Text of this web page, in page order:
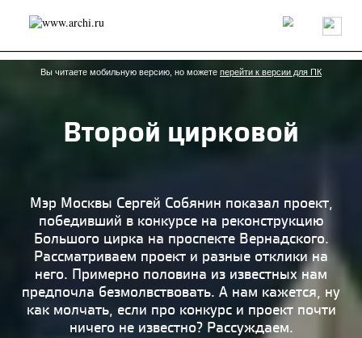
Россия Мир Технологии Интерьер Пресса
Архитекторы
Проекты
Конкурсы События Книги Вакансии
send.project Анонсы конкурсов
Блог
Интервью Исследование
Дизайн
Иностранцы в России
Интерьер
Книги
Наследие Образование
Урбанистика
Эко
Вы читаете мобильную версию, но можете перейти к версии для ПК
Второй цирковой
Мэр Москвы Сергей Собянин показал проект,
победивший в конкурсе на реконструкцию
Большого цирка на проспекте Вернадского.
Рассматриваем проект и разные отклики на
него. Примерно половина из известных нам
предпочла безмолвствовать. А нам кажется, ну
как молчать, если про конкурс и проект почти
ничего не известно? Рассуждаем.